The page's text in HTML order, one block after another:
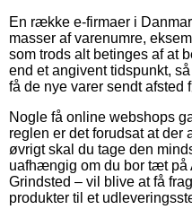
En række e-firmaer i
masser af varenumre,
som trods alt betinges af at
end et angivent tidspunkt,
få de nye varer sendt afsted
Nogle få online webshops
reglen er det forudsat at der
øvrigt skal du tage den
uafhængig om du bor tæt på
Grindsted – vil blive at få
produkter til et